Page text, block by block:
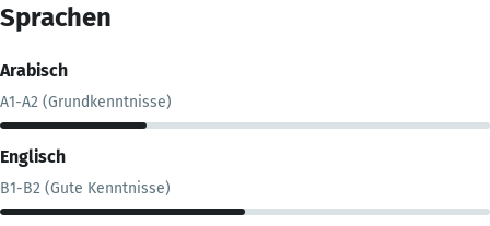
Sprachen
Arabisch
A1-A2 (Grundkenntnisse)
Englisch
B1-B2 (Gute Kenntnisse)